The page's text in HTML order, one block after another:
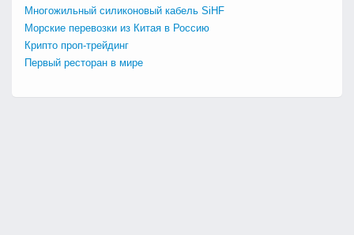
Многожильный силиконовый кабель SiHF
Морские перевозки из Китая в Россию
Крипто проп-трейдинг
Первый ресторан в мире